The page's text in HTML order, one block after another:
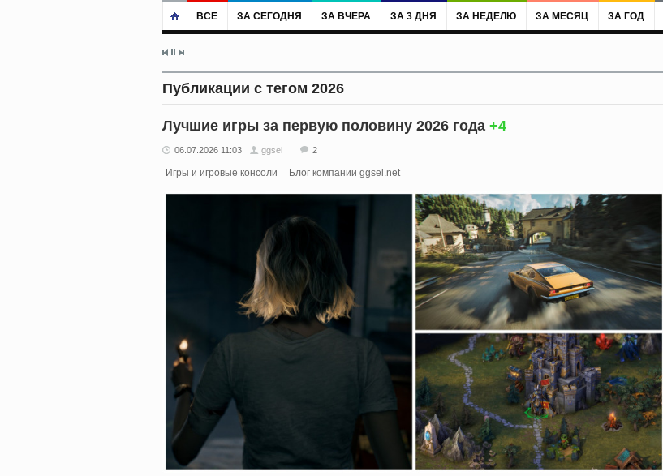
ВСЕ ЗА СЕГОДНЯ ЗА ВЧЕРА ЗА 3 ДНЯ ЗА НЕДЕЛЮ ЗА МЕСЯЦ ЗА ГОД
Публикации с тегом 2026
Лучшие игры за первую половину 2026 года +4
06.07.2026 11:03 ggsel 2
Игры и игровые консоли Блог компании ggsel.net